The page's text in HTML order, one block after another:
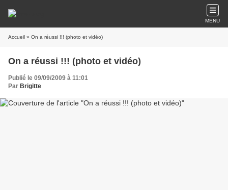
MENU
Accueil » On a réussi !!! (photo et vidéo)
On a réussi !!! (photo et vidéo)
Publié le 09/09/2009 à 11:01
Par Brigitte